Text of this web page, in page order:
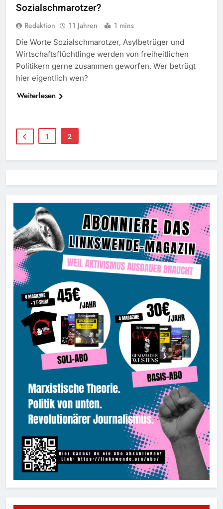
Sozialschmarotzer?
Redaktion 11 Jahren 1 mins
Die Worte Sozialschmarotzer, Asylbetrüger und
Wirtschaftsflüchtlinge werden von freiheitlichen
Politikern gerne zusammen geworfen. Wer betrügt
hier eigentlich wen?
Weiterlesen
1 2